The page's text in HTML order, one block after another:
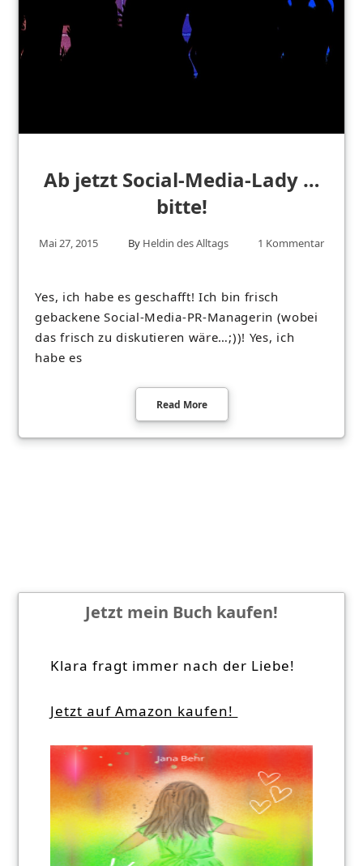
Ab jetzt Social-Media-Lady …
bitte!
Mai 27, 2015 By Heldin des Alltags 1 Kommentar
Yes, ich habe es geschafft! Ich bin frisch
gebackene Social-Media-PR-Managerin (wobei
das frisch zu diskutieren wäre…;))! Yes, ich
habe es
Read More
Jetzt mein Buch kaufen!
Klara fragt immer nach der Liebe!
Jetzt auf Amazon kaufen!